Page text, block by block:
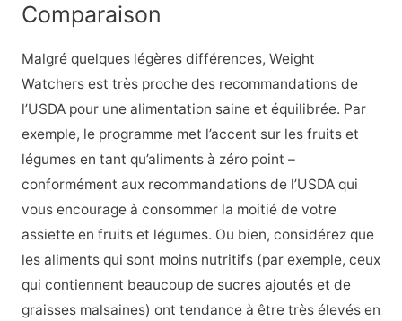
Comparaison
Malgré quelques légères différences, Weight
Watchers est très proche des recommandations de
l’USDA pour une alimentation saine et équilibrée. Par
exemple, le programme met l’accent sur les fruits et
légumes en tant qu’aliments à zéro point –
conformément aux recommandations de l’USDA qui
vous encourage à consommer la moitié de votre
assiette en fruits et légumes. Ou bien, considérez que
les aliments qui sont moins nutritifs (par exemple, ceux
qui contiennent beaucoup de sucres ajoutés et de
graisses malsaines) ont tendance à être très élevés en